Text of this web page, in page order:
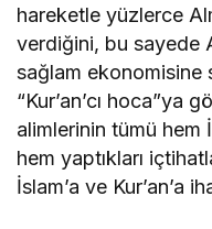
hareketle yüzlerce
verdiğini, bu sayede
sağlam ekonomisine
“Kur’an’cı hoca”ya
alimlerinin tümü hem
hem yaptıkları
İslam’a ve Kur’an’a